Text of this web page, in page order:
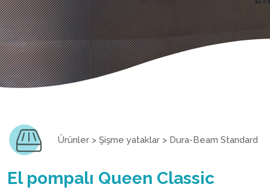
Ürünler > Şişme yataklar > Dura-Beam Standard
El pompalı Queen Classic